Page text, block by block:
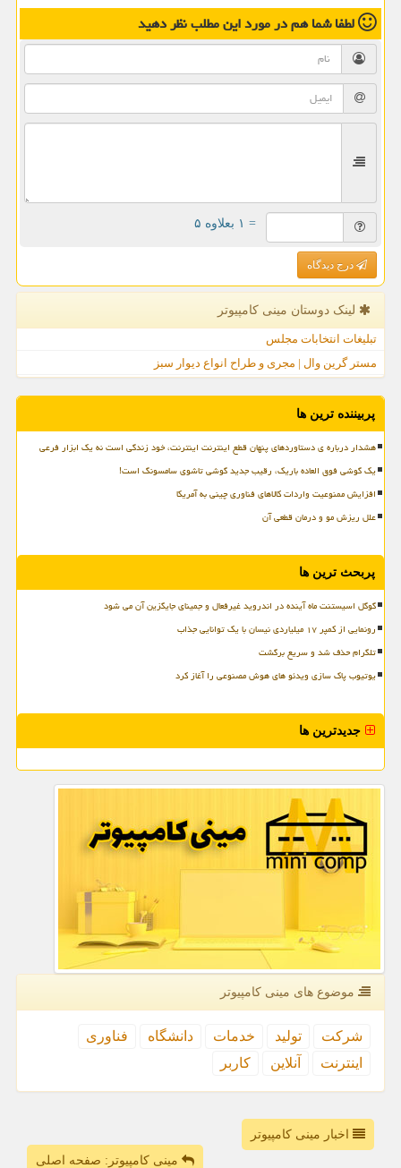
لطفا شما همدر مورد این مطلبنظر دهید
= ۱ بعلاوه ۵
درج دیدگاه
لینک دوستان مینی كامپیوتر
تبلیغات انتخابات مجلس
مستر گرین وال | مجری و طراح انواع دیوار سبز
پربیننده ترین ها
هشدار درباره ی دستاوردهای پنهان قطع اینترنت اینترنت، خود زندگی است نه یک ابزار فرعی
یک گوشی فوق العاده باریک، رقیب جدید گوشی تاشوی سامسونگ است!
افزایش ممنوعیت واردات کالاهای فناوری چینی به آمریکا
علل ریزش مو و درمان قطعی آن
پربحث ترین ها
گوگل اسیستنت ماه آینده در اندروید غیرفعال و جمینای جایگزین آن می شود
رونمایی از کمپر ۱۷ میلیاردی نیسان با یک توانایی جذاب
تلگرام حذف شد و سریع برگشت
یوتیوب پاک سازی ویدئو های هوش مصنوعی را آغاز کرد
جدیدترین ها
موضوع های مینی كامپیوتر
شركت تولید خدمات دانشگاه
فناوری
اینترنت
آنلاین كاربر
اخبار مینی کامپیوتر
مینی کامپیوتر: صفحه اصلی